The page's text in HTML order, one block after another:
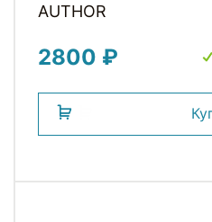
AUTHOR
2800 ₽